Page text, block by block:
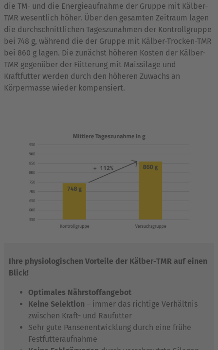
die TM- und die Energieaufnahme der Gruppe mit Kälber-
TMR wesentlich höher. Über den gesamten Zeitraum lagen
die durchschnittlichen Tageszunahmen der Kontrollgruppe
bei 748 g, während die der Gruppe mit Kälber-Trocken-TMR
bei 860 g lagen. Die zunächst höheren Kosten der Kälber-
TMR gegenüber der Fütterung mit Maissilage und
Kraftfutter werden durch den höheren Zuwachs an
Körpermasse wieder kompensiert.
Ihre physiologischen Vorteile der Kälber-TMR auf einen
Blick!
Optimales Nährstoffangebot
Keine Selektion – immer das richtige Verhältnis
zwischen Kraft- und Raufutter
Sehr gute Pansenentwicklung durch eine frühe
Festfutteraufnahme